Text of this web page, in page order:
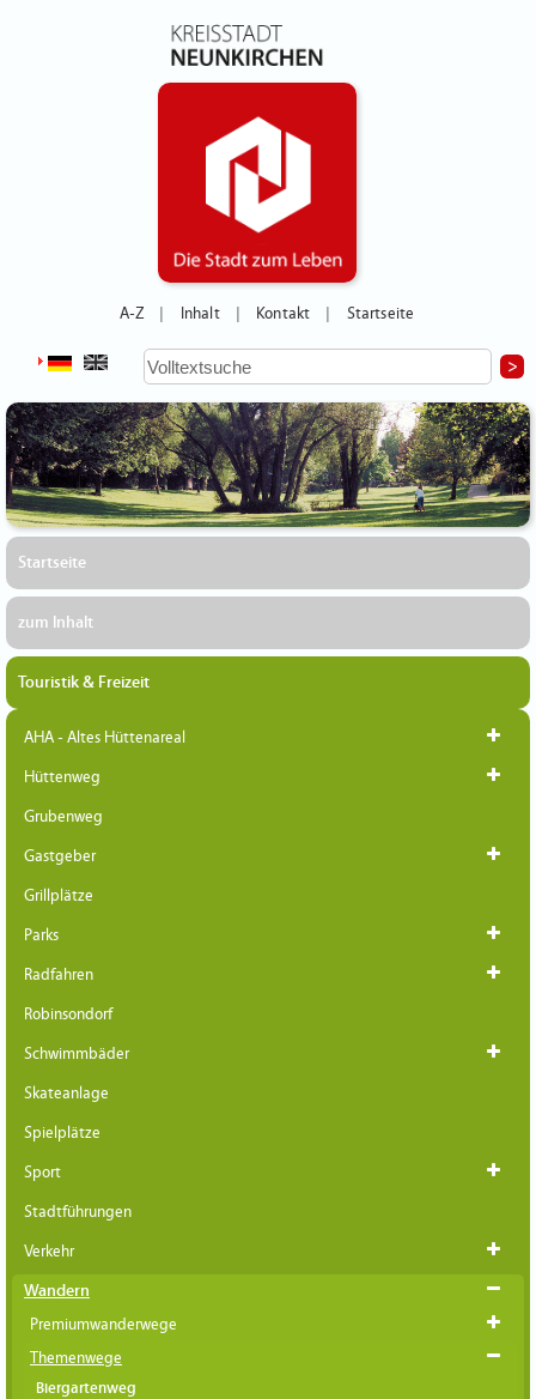
A-Z Inhalt Kontakt Startseite
Startseite
zum Inhalt
Touristik & Freizeit
AHA - Altes Hüttenareal
Hüttenweg
Grubenweg
Gastgeber
Grillplätze
Parks
Radfahren
Robinsondorf
Schwimmbäder
Skateanlage
Spielplätze
Sport
Stadtführungen
Verkehr
Wandern
Premiumwanderwege
Themenwege
Biergartenweg